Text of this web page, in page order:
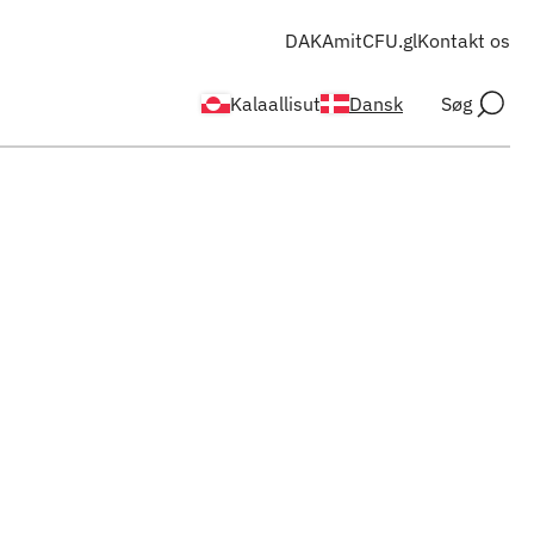
Kalaallisut Dansk Søg
DAKAmitCFU.glKontakt os